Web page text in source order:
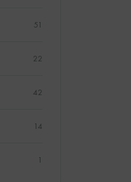
51
22
42
14
1